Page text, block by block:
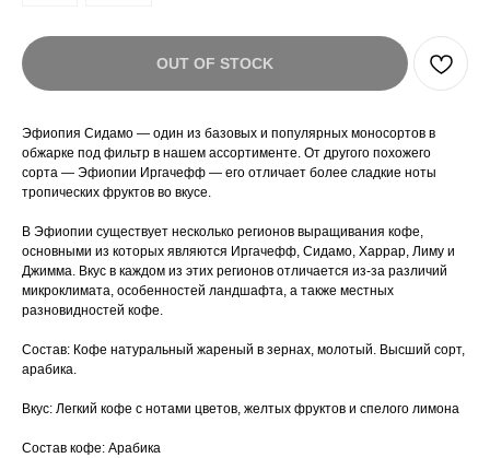
OUT OF STOCK
Эфиопия Сидамо — один из базовых и популярных моносортов в
обжарке под фильтр в нашем ассортименте. От другого похожего
сорта — Эфиопии Иргачефф — его отличает более сладкие ноты
тропических фруктов во вкусе.
В Эфиопии существует несколько регионов выращивания кофе,
основными из которых являются Иргачефф, Сидамо, Харрар, Лиму и
Джимма. Вкус в каждом из этих регионов отличается из-за различий
микроклимата, особенностей ландшафта, а также местных
разновидностей кофе.
Состав: Кофе натуральный жареный в зернах, молотый. Высший сорт,
арабика.
Вкус: Легкий кофе с нотами цветов, желтых фруктов и спелого лимона
Состав кофе: Арабика